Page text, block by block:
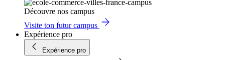
Découvre nos campus
Visite ton futur campus
Expérience pro
Expérience pro